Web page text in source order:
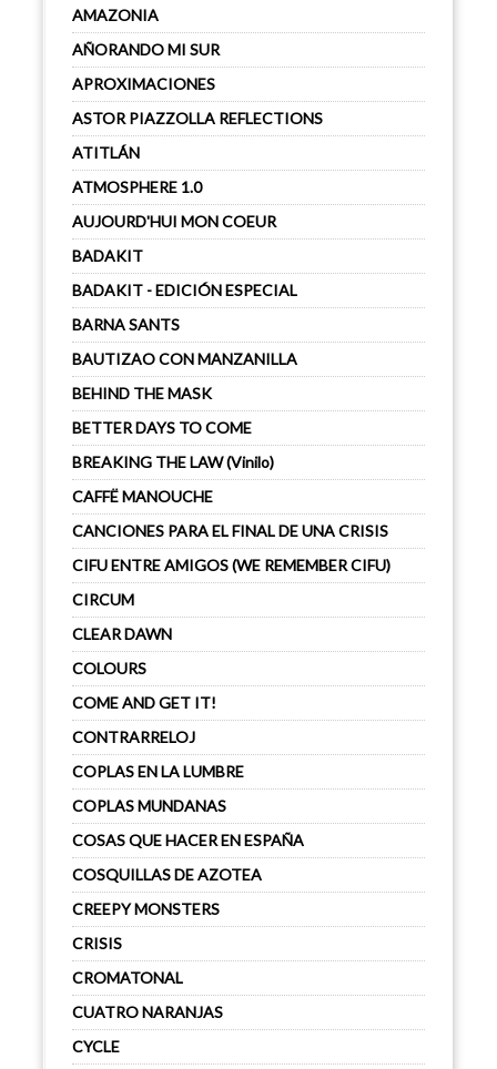
AMAZONIA
AÑORANDO MI SUR
APROXIMACIONES
ASTOR PIAZZOLLA REFLECTIONS
ATITLÁN
ATMOSPHERE 1.0
AUJOURD'HUI MON COEUR
BADAKIT
BADAKIT - EDICIÓN ESPECIAL
BARNA SANTS
BAUTIZAO CON MANZANILLA
BEHIND THE MASK
BETTER DAYS TO COME
BREAKING THE LAW (Vinilo)
CAFFË MANOUCHE
CANCIONES PARA EL FINAL DE UNA CRISIS
CIFU ENTRE AMIGOS (WE REMEMBER CIFU)
CIRCUM
CLEAR DAWN
COLOURS
COME AND GET IT!
CONTRARRELOJ
COPLAS EN LA LUMBRE
COPLAS MUNDANAS
COSAS QUE HACER EN ESPAÑA
COSQUILLAS DE AZOTEA
CREEPY MONSTERS
CRISIS
CROMATONAL
CUATRO NARANJAS
CYCLE